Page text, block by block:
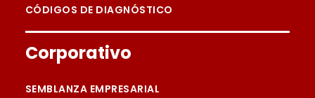
CÓDIGOS DE DIAGNÓSTICO
Corporativo
SEMBLANZA EMPRESARIAL